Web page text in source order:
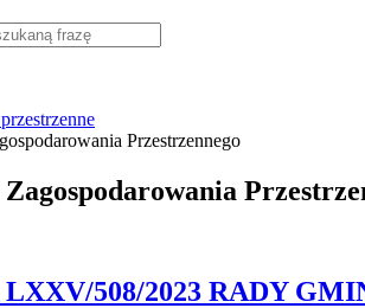
Przestrzennego
508/2023 RADY